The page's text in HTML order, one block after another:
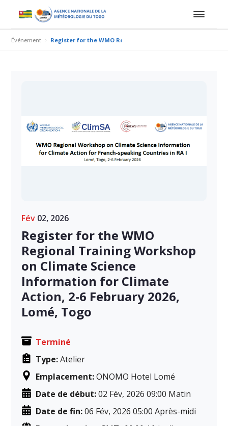
Événement Register for the WMO Regional Training Workshop on
Fév 02, 2026
Register for the WMO
Regional Training Workshop
on Climate Science
Information for Climate
Action, 2-6 February 2026,
Lomé, Togo
Terminé
Type:Atelier
Emplacement:ONOMO Hotel Lomé
Date de début:02 Fév, 2026 09:00 Matin
Date de fin:06 Fév, 2026 05:00 Après-midi